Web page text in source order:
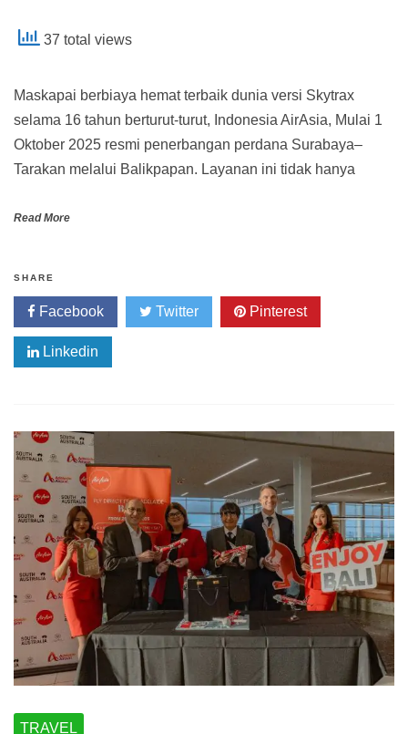
37 total views
Maskapai berbiaya hemat terbaik dunia versi Skytrax
selama 16 tahun berturut-turut, Indonesia AirAsia, Mulai 1
Oktober 2025 resmi penerbangan perdana Surabaya–
Tarakan melalui Balikpapan. Layanan ini tidak hanya
Read More
SHARE
Facebook Twitter Pinterest
Linkedin
TRAVEL